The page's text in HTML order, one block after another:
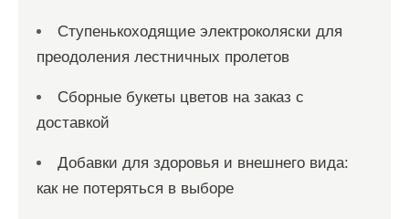
Ступенькоходящие электроколяски для
преодоления лестничных пролетов
Сборные букеты цветов на заказ с
доставкой
Добавки для здоровья и внешнего вида:
как не потеряться в выборе